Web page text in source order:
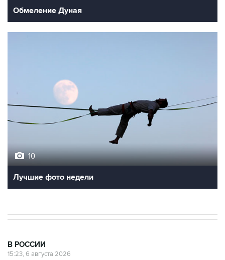
Обмеление Дуная
10
Лучшие фото недели
В РОССИИ
15:23, 6 августа 2026